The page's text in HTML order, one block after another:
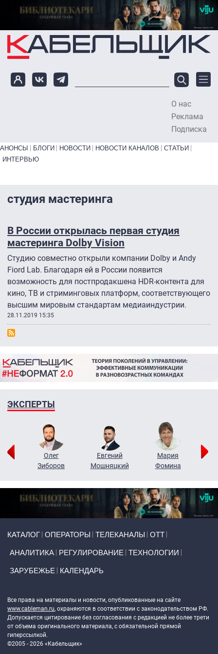
Перейти к основному содержанию
О нас
Реклама
Подписка
Primary links bottom
АНОНСЫ БЛОГИ НОВОСТИ НОВОСТИ КАНАЛОВ
СТАТЬИ
ИНТЕРВЬЮ
студия мастеринга
В России открылась первая студия
мастеринга Dolby Vision
Студию совместно открыли компании Dolby и Andy
Fiord Lab. Благодаря ей в России появится
возможность для постпродакшена HDR-контента для
кино, ТВ и стриминговых платформ, соответствующего
высшим мировым стандартам медиаиндустрии.
28.11.2019 15:35
ЭКСПЕРТЫ
Олег
Зиборов
Евгений
Мошняцкий
Мария
Фомина
КАТАЛОГ ОПЕРАТОРЫ ТЕЛЕКАНАЛЫ ОТТ
АНАЛИТИКА РЕГУЛИРОВАНИЕ ТЕХНОЛОГИИ
ЗАРУБЕЖЬЕ КАЛЕНДАРЬ
Все права на материалы и новости, опубликованные на сайте
www.cableman.ru, охраняются в соответствии с законодательством РФ.
Допускается цитирование без согласования с редакцией не более трети
от объема оригинального материала, с обязательной прямой
гиперссылкой.
©2005 - 2026 «Кабельщик»